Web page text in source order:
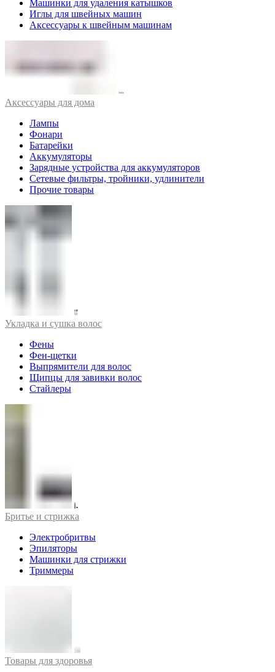
Машинки для удаления катышков
Иглы для швейных машин
Аксессуары к швейным машинам
Аксессуары для дома
Лампы
Фонари
Батарейки
Аккумуляторы
Зарядные устройства для аккумуляторов
Сетевые фильтры, тройники, удлинители
Прочие товары
Укладка и сушка волос
Фены
Фен-щетки
Выпрямители для волос
Щипцы для завивки волос
Стайлеры
Бритье и стрижка
Электробритвы
Эпиляторы
Машинки для стрижки
Триммеры
Товары для здоровья